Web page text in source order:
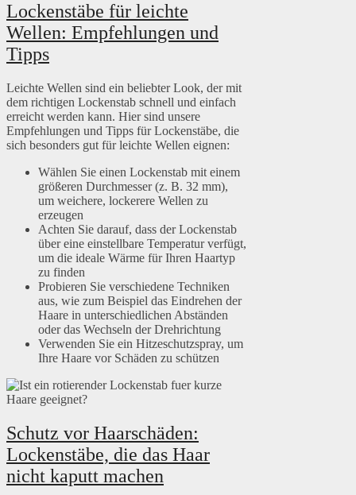
Lockenstäbe für leichte
Wellen: Empfehlungen und
Tipps
Leichte Wellen sind ein beliebter Look, der mit
dem richtigen Lockenstab schnell und einfach
erreicht werden kann. Hier sind unsere
Empfehlungen und Tipps für Lockenstäbe, die
sich besonders gut für leichte Wellen eignen:
Wählen Sie einen Lockenstab mit einem
größeren Durchmesser (z. B. 32 mm),
um weichere, lockerere Wellen zu
erzeugen
Achten Sie darauf, dass der Lockenstab
über eine einstellbare Temperatur verfügt,
um die ideale Wärme für Ihren Haartyp
zu finden
Probieren Sie verschiedene Techniken
aus, wie zum Beispiel das Eindrehen der
Haare in unterschiedlichen Abständen
oder das Wechseln der Drehrichtung
Verwenden Sie ein Hitzeschutzspray, um
Ihre Haare vor Schäden zu schützen
Schutz vor Haarschäden:
Lockenstäbe, die das Haar
nicht kaputt machen